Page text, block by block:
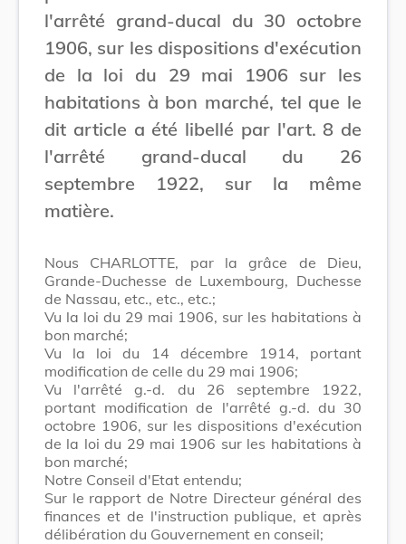
l'arrêté grand-ducal du 30 octobre
1906, sur les dispositions d'exécution
de la loi du 29 mai 1906 sur les
habitations à bon marché, tel que le
dit article a été libellé par l'art. 8 de
l'arrêté grand-ducal du 26
septembre 1922, sur la même
matière.
Nous CHARLOTTE, par la grâce de Dieu,
Grande-Duchesse de Luxembourg, Duchesse
de Nassau, etc., etc., etc.;
Vu la loi du 29 mai 1906, sur les habitations à
bon marché;
Vu la loi du 14 décembre 1914, portant
modification de celle du 29 mai 1906;
Vu l'arrêté g.-d. du 26 septembre 1922,
portant modification de l'arrêté g.-d. du 30
octobre 1906, sur les dispositions d'exécution
de la loi du 29 mai 1906 sur les habitations à
bon marché;
Notre Conseil d'Etat entendu;
Sur le rapport de Notre Directeur général des
finances et de l'instruction publique, et après
délibération du Gouvernement en conseil;